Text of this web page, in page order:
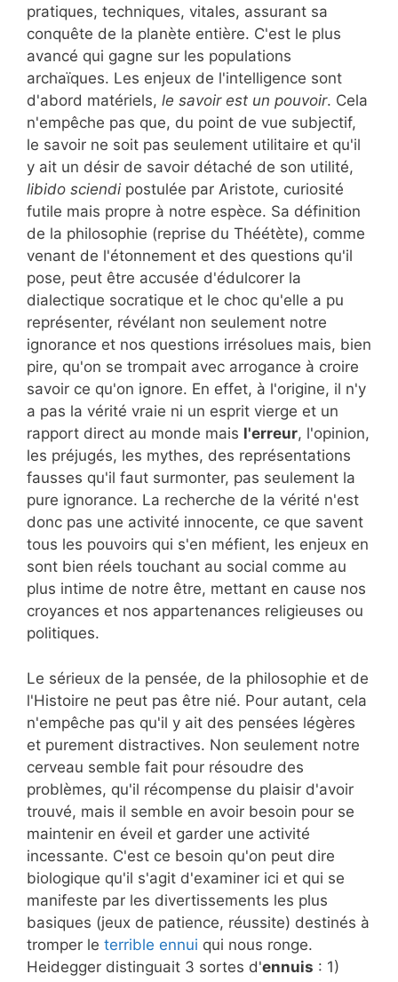
pratiques, techniques, vitales, assurant sa
conquête de la planète entière. C'est le plus
avancé qui gagne sur les populations
archaïques. Les enjeux de l'intelligence sont
d'abord matériels, le savoir est un pouvoir. Cela
n'empêche pas que, du point de vue subjectif,
le savoir ne soit pas seulement utilitaire et qu'il
y ait un désir de savoir détaché de son utilité,
libido sciendi postulée par Aristote, curiosité
futile mais propre à notre espèce. Sa définition
de la philosophie (reprise du Théétète), comme
venant de l'étonnement et des questions qu'il
pose, peut être accusée d'édulcorer la
dialectique socratique et le choc qu'elle a pu
représenter, révélant non seulement notre
ignorance et nos questions irrésolues mais, bien
pire, qu'on se trompait avec arrogance à croire
savoir ce qu'on ignore. En effet, à l'origine, il n'y
a pas la vérité vraie ni un esprit vierge et un
rapport direct au monde mais l'erreur, l'opinion,
les préjugés, les mythes, des représentations
fausses qu'il faut surmonter, pas seulement la
pure ignorance. La recherche de la vérité n'est
donc pas une activité innocente, ce que savent
tous les pouvoirs qui s'en méfient, les enjeux en
sont bien réels touchant au social comme au
plus intime de notre être, mettant en cause nos
croyances et nos appartenances religieuses ou
politiques.
Le sérieux de la pensée, de la philosophie et de
l'Histoire ne peut pas être nié. Pour autant, cela
n'empêche pas qu'il y ait des pensées légères
et purement distractives. Non seulement notre
cerveau semble fait pour résoudre des
problèmes, qu'il récompense du plaisir d'avoir
trouvé, mais il semble en avoir besoin pour se
maintenir en éveil et garder une activité
incessante. C'est ce besoin qu'on peut dire
biologique qu'il s'agit d'examiner ici et qui se
manifeste par les divertissements les plus
basiques (jeux de patience, réussite) destinés à
tromper le terrible ennui qui nous ronge.
Heidegger distinguait 3 sortes d'ennuis : 1)